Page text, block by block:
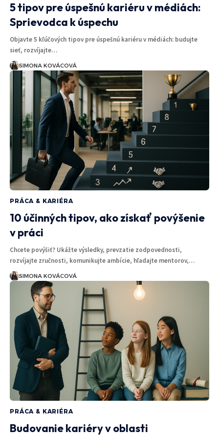
5 tipov pre úspešnú kariéru v médiách:
Sprievodca k úspechu
Objavte 5 kľúčových tipov pre úspešnú kariéru v médiách: budujte
sieť, rozvíjajte…
SIMONA KOVÁCOVÁ
PRÁCA & KARIÉRA
10 účinných tipov, ako získať povýšenie
v práci
Chcete povýšiť? Ukážte výsledky, prevzatie zodpovednosti,
rozvíjajte zručnosti, komunikujte ambície, hľadajte mentorov,…
SIMONA KOVÁCOVÁ
PRÁCA & KARIÉRA
Budovanie kariéry v oblasti